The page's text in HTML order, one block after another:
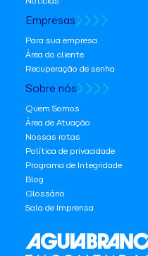
Empresas
Para sua empresa
Área do cliente
Recuperação de senha
Sobre nós
Quem Somos
Área de Atuação
Nossas rotas
Política de privacidade
Programa de Integridade
Blog
Glossário
Sala de Imprensa